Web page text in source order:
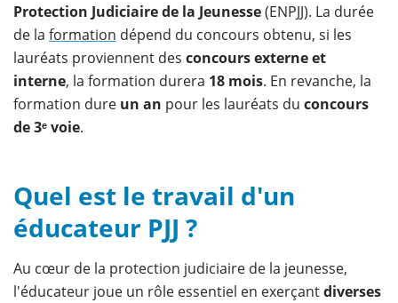
Protection Judiciaire de la Jeunesse(ENPJJ). La durée
de la formation dépend du concours obtenu, si les
lauréats proviennent des concours externe et
interne, la formation durera 18 mois. En revanche, la
formation dure un an pour les lauréats du concours
de 3ᵉ voie.
Quel est le travail d'un
éducateur PJJ ?
Au cœur de la protection judiciaire de la jeunesse,
l'éducateur joue un rôle essentiel en exerçantdiverses